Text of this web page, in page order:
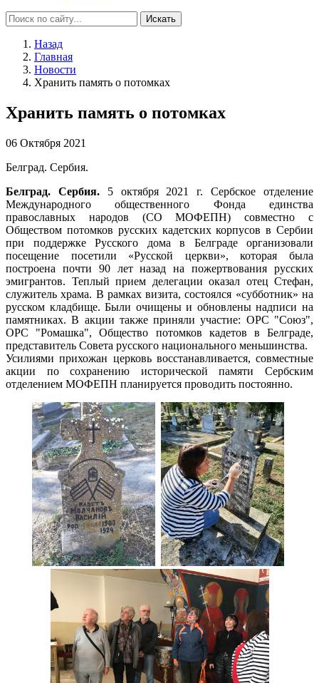
Искать
Назад
Главная
Новости
Хранить память о потомках
Хранить память о потомках
06 Октября 2021
Белград. Сербия.
Белград. Сербия.5 октября 2021 г. Сербское отделение
Международного общественного Фонда единства
православных народов (СО МОФЕПН) совместно с
Обществом потомков русских кадетских корпусов в Сербии
при поддержке Русского дома в Белграде организовали
посещение посетили «Русской церкви», которая была
построена почти 90 лет назад на пожертвования русских
эмигрантов. Теплый прием делегации оказал отец Стефан,
служитель храма. В рамках визита, состоялся «субботник» на
русском кладбище. Были очищены и обновлены надписи на
памятниках. В акции также приняли участие: ОРС "Союз",
ОРС "Ромашка", Общество потомков кадетов в Белграде,
представитель Совета русского национального меньшинства.
Усилиями прихожан церковь восстанавливается, совместные
акции по сохранению исторической памяти Сербским
отделением МОФЕПН планируется проводить постоянно.